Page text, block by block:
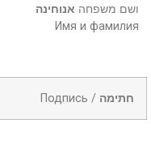
ושם משפחה אנוחינה
Имя и фамилия
Подпись / חתימה